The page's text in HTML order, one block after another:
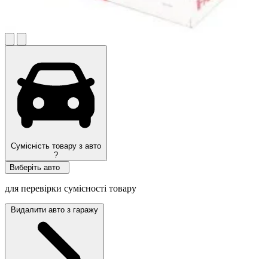
Сумісність товару з авто
?
Виберіть авто
для перевірки сумісності товару
Видалити авто з гаражу